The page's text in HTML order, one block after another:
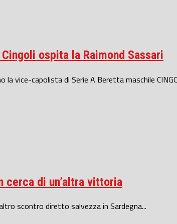
ospita la Raimond Sassari
vice-capolista di Serie A Beretta maschile
cerca di un’altra vittoria
scontro diretto salvezza in Sardegna...